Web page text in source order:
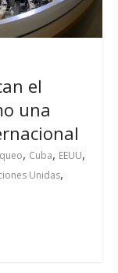
el
una
, Cuba, EEUU,
Unidas,